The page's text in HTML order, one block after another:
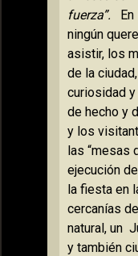
fuerza”.
ningún
asistir, los
de la
curiosidad
de hecho y
y los
las “mesas
ejecución
la fiesta en
cercanías
natural, un
y también